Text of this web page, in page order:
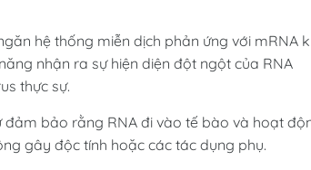
hệ thống miễn dịch phản ứng với mRNA
nhận ra sự hiện diện đột ngột của RNA
thực sự.
đảm bảo rằng RNA đi vào tế bào và hoạt
gây độc tính hoặc các tác dụng phụ.